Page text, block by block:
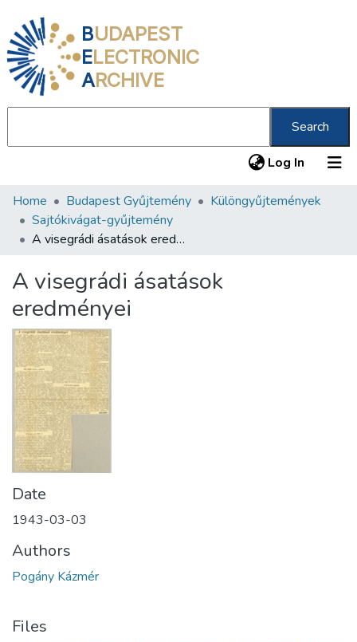
BUDAPEST
ELECTRONIC
ARCHIVE
Search
Log In (current)
Communities & Collections
All of DSpace
About us
Home Budapest Gyűjtemény
Különgyűjtemények
Sajtókivágat-gyűjtemény
A visegrádi ásatások eredményei
A visegrádi ásatások
eredményei
Date
1943-03-03
Authors
Pogány Kázmér
Files